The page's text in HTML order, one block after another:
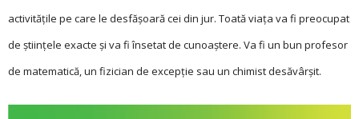
activitățile pe care le desfășoară cei din jur. Toată viața va fi preocupat
de științele exacte și va fi însetat de cunoaștere. Va fi un bun profesor
de matematică, un fizician de excepție sau un chimist desăvârșit.